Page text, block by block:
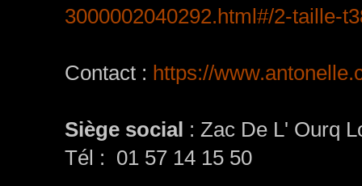
3000002040292.html#/2-taille-
Contact : https://
Siège social : Zac De L' Ourq
Tél : 01 57 14 15 50